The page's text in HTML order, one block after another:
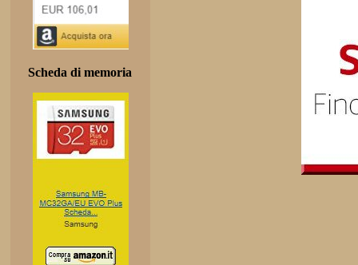
Scheda di memoria